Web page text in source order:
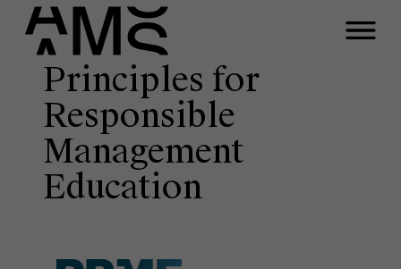
Programma's
Full-time programma's
Faculty
Principles for
Responsible
Management
Education